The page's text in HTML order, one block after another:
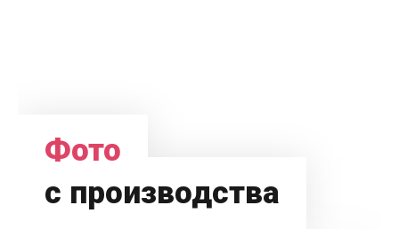
Фото
с производства